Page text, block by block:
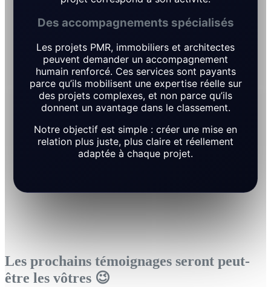
Des accompagnements spécialisés
Les projets PMR, immobiliers et architectes
peuvent demander un accompagnement
humain renforcé. Ces services sont payants
parce qu’ils mobilisent une expertise réelle sur
des projets complexes, et non parce qu’ils
donnent un avantage dans le classement.
Notre objectif est simple : créer une mise en
relation plus juste, plus claire et réellement
adaptée à chaque projet.
Les prochains témoignages seront peut-
être les vôtres 😉